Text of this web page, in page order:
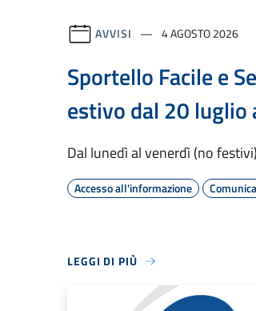
AVVISI 4 AGOSTO 2026
Sportello Facile e
estivo dal 20
Dal lunedì al venerdì (no
Accesso all'informazione
LEGGI DI PIÙ